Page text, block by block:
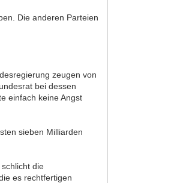
Die anderen Parteien
zeugen von
bei dessen
einfach keine Angst
sieben Milliarden
die
es rechtfertigen